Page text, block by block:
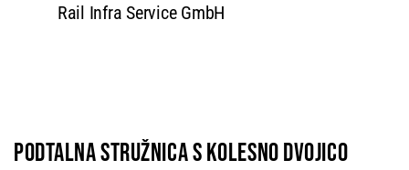
Rail Infra Service GmbH
PODTALNA STRUŽNICA S KOLESNO DVOJICO